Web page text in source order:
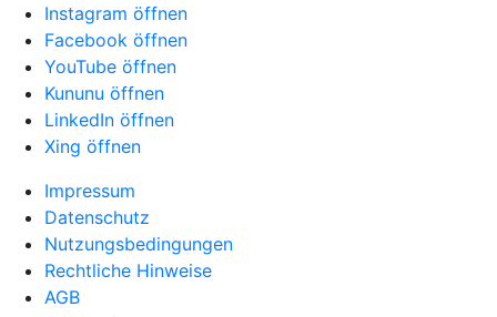
Instagram öffnen
Facebook öffnen
YouTube öffnen
Kununu öffnen
LinkedIn öffnen
Xing öffnen
Impressum
Datenschutz
Nutzungsbedingungen
Rechtliche Hinweise
AGB